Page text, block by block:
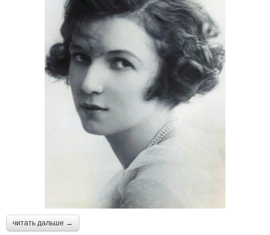
читать дальше →